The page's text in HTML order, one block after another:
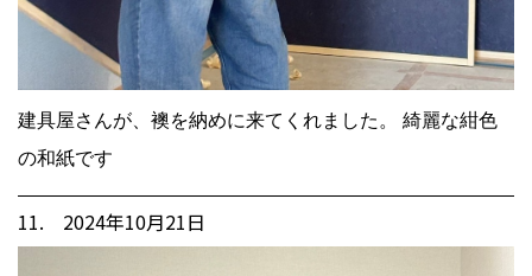
建具屋さんが、襖を納めに来てくれました。 綺麗な紺色
の和紙です
11. 2024年10月21日